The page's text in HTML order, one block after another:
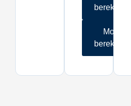
berekenen
Motor
berekenen